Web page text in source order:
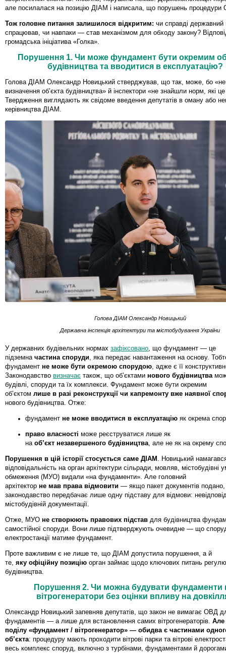
але посилалася на позицію ДІАМ і написала, що порушень
Тож головне питання залишилося відкритим: чи справді державний
спрацював, чи навпаки — став механізмом для обходу закону?
громадська ініціатива «Голка».
Порушення 1. Чи може фундамент бути окремим
будівництва та вводитися в експлуатацію?
Голова ДІАМ Олександр Новицький стверджував, що так, може, бо
визначення об’єкта будівництва» й інспектори «не знайшли норм, які
Твердження виглядають як свідоме введення депутатів в оману або
керівництва ДІАМ.
Голова ДІАМ Олександр Новицький
Державна інспекція архітектури та містобудування України
У державних будівельних нормах зафіксовано , що фундамент — це
підземна частина споруди , яка передає навантаження на основу.
фундамент не може бути окремою спорудою , адже є її
Законодавство визначає також, що об’єктами нового будівництва
будівлі, споруди та їх комплекси. Фундамент може бути окремим
об’єктом лише в разі реконструкції чи капремонту вже наявної
нового будівництва. Отже:
фундамент не може вводитися в експлуатацію як окрема
право власності може реєструватися лише як
на об’єкт незавершеного будівництва , але не як на окрему
Порушення в цій історії стосується саме ДІАМ
. Новицький
відповідальність на орган архітектури сільради, мовляв, містобудівні
обмеження (МУО) видали «на фундаменти». Але головний
архітектор не мав права відмовити — якщо пакет документів подано,
законодавство передбачає лише одну підставу для відмови:
містобудівній документації.
Отже, МУО не створюють правових підстав для будівництва
самостійної споруди. Вони лише підтверджують очевидне — що
електростанції матиме фундамент.
Проте важливим є не лише те, що ДІАМ допустила порушення, а й
те, яку офіційну позицію орган займає щодо ключових питань
будівництва.
Порушення 2. Чи можна будувати фундаменти
вітрогенератори без оцінки впливу на
Олександр Новицький запевняв депутатів, що закон не вимагає ОВД
фундаментів — а лише для встановлення самих вітрогенераторів. Але
поділу «фундамент / вітрогенератор» — обидва є частинами
об’єкта: процедуру мають проходити вітрові парки та вітрові
весь комплекс споруд, включно з турбінами, фундаментами й